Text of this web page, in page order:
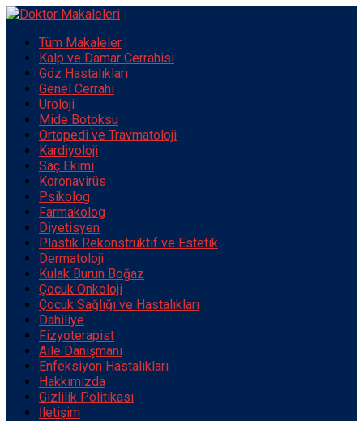
Tüm Makaleler
Kalp ve Damar Cerrahisi
Göz Hastalıkları
Genel Cerrahi
Üroloji
Mide Botoksu
Ortopedi ve Travmatoloji
Kardiyoloji
Saç Ekimi
Koronavirüs
Psikolog
Farmakolog
Diyetisyen
Plastik Rekonstrüktif ve Estetik
Dermatoloji
Kulak Burun Boğaz
Çocuk Onkoloji
Çocuk Sağlığı ve Hastalıkları
Dahiliye
Fizyoterapist
Aile Danışmanı
Enfeksiyon Hastalıkları
Hakkımızda
Gizlilik Politikası
İletişim